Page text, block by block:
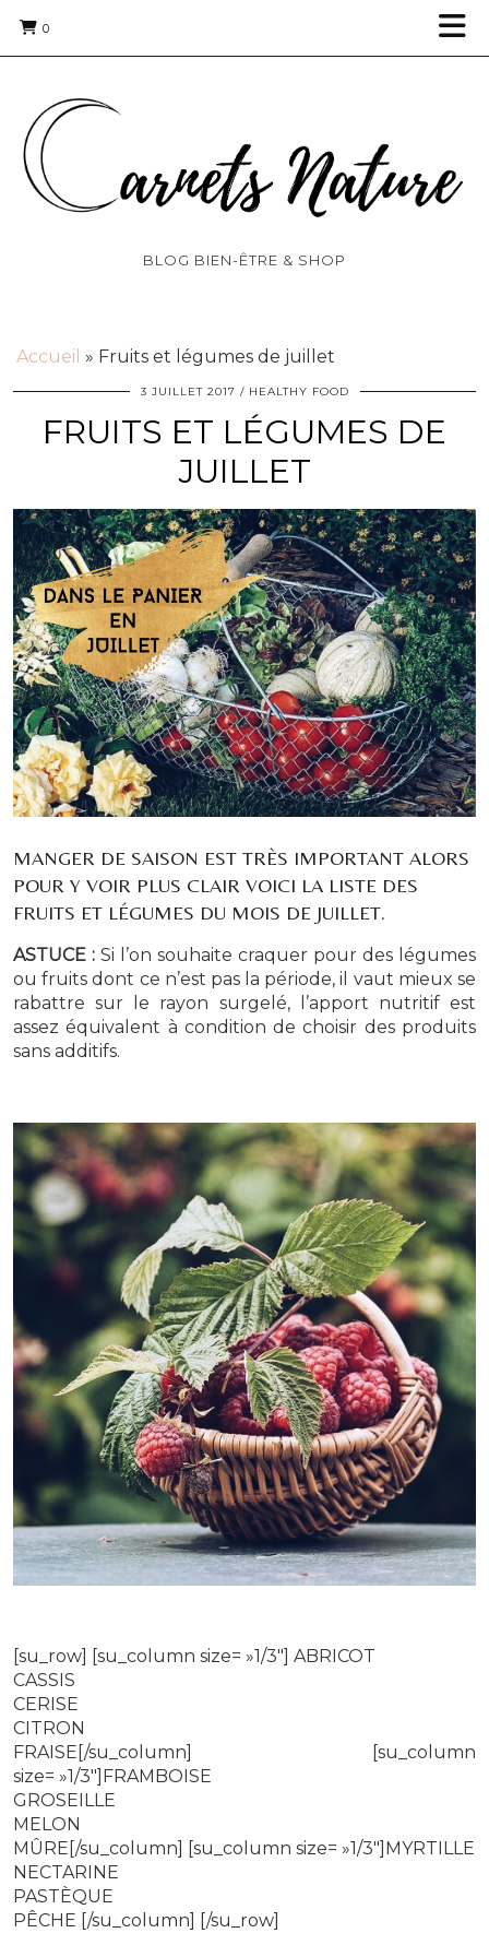
0
BLOG BIEN-ÊTRE & SHOP
Accueil » Fruits et légumes de juillet
3 JUILLET 2017 HEALTHY FOOD
FRUITS ET LÉGUMES DE
JUILLET
MANGER DE SAISON EST TRÈS IMPORTANT ALORS
POUR Y VOIR PLUS CLAIR VOICI LA LISTE DES
FRUITS ET LÉGUMES DU MOIS DE JUILLET.
ASTUCE : Si l’on souhaite craquer pour des légumes
ou fruits dont ce n’est pas la période, il vaut mieux se
rabattre sur le rayon surgelé, l’apport nutritif est
assez équivalent à condition de choisir des produits
sans additifs.
[su_row] [su_column size= »1/3″] ABRICOT
CASSIS
CERISE
CITRON
FRAISE[/su_column] [su_column
size= »1/3″]FRAMBOISE
GROSEILLE
MELON
MÛRE[/su_column] [su_column size= »1/3″]MYRTILLE
NECTARINE
PASTÈQUE
PÊCHE [/su_column] [/su_row]